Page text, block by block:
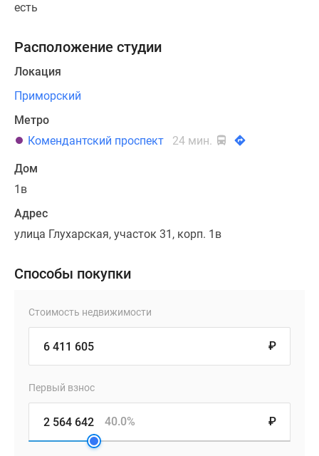
есть
Расположение студии
Локация
Приморский
Метро
Комендантский проспект
24 мин.
Дом
1в
Адрес
улица Глухарская, участок 31, корп. 1в
Способы покупки
Стоимость недвижимости
₽
Первый взнос
₽
40.0%